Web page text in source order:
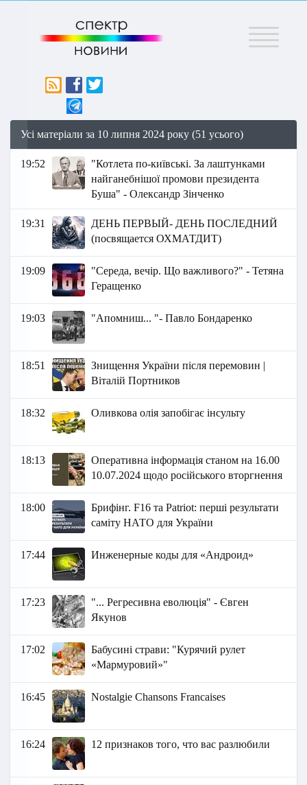
Меню
Усі матеріали за 10 липня 2024 року (51 усього)
19:52
"Котлета по-київські. За лаштунками
найганебнішої промови президента
Буша" - Олександр Зінченко
19:31
ДЕНЬ ПЕРВЫЙ- ДЕНЬ ПОСЛЕДНИЙ
(посвящается ОХМАТДИТ)
19:09
"Середа, вечір. Що важливого?" - Тетяна
Геращенко
19:03 "Апомниш... "- Павло Бондаренко
18:51
Знищення України після перемовин |
Віталій Портников
18:32 Оливкова олія запобігає інсульту
18:13
Оперативна інформація станом на 16.00
10.07.2024 щодо російського вторгнення
18:00
Брифінг. F16 та Patriot: перші результати
саміту НАТО для України
17:44 Инженерные коды для «Андроид»
17:23
"... Регресивна еволюція" - Євген
Якунов
17:02
Бабусині страви: "Курячий рулет
«Мармуровий»"
16:45 Nostalgie Chansons Francaises
16:24 12 признаков того, что вас разлюбили